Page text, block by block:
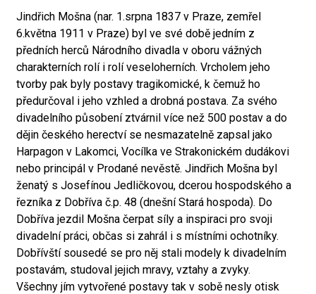
Jindřich Mošna (nar. 1.srpna 1837 v Praze, zemřel
6.května 1911 v Praze) byl ve své době jedním z
předních herců Národního divadla v oboru vážných
charakterních rolí i rolí veseloherních. Vrcholem jeho
tvorby pak byly postavy tragikomické, k čemuž ho
předurčoval i jeho vzhled a drobná postava. Za svého
divadelního působení ztvárnil více než 500 postav a do
dějin českého herectví se nesmazatelně zapsal jako
Harpagon v Lakomci, Vocílka ve Strakonickém dudákovi
nebo principál v Prodané nevěstě. Jindřich Mošna byl
ženatý s Josefínou Jedličkovou, dcerou hospodského a
řezníka z Dobříva č.p. 48 (dnešní Stará hospoda). Do
Dobříva jezdil Mošna čerpat síly a inspiraci pro svoji
divadelní práci, občas si zahrál i s místními ochotníky.
Dobřívští sousedé se pro něj stali modely k divadelním
postavám, studoval jejich mravy, vztahy a zvyky.
Všechny jím vytvořené postavy tak v sobě nesly otisk